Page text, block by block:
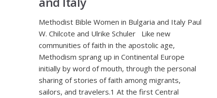
Methodist Bible Women in Bulgaria and Italy Paul
W. Chilcote and Ulrike Schuler Like new
communities of faith in the apostolic age,
Methodism sprang up in Continental Europe
initially by word of mouth, through the personal
sharing of stories of faith among migrants,
sailors, and travelers.1 At the first Central